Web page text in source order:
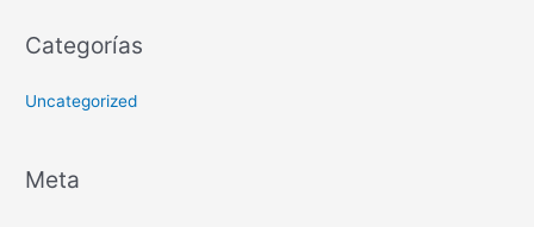
Categorías
Uncategorized
Meta